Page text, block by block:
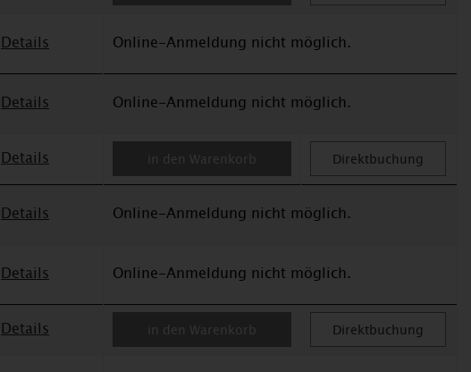
Details Online-Anmeldung nicht möglich.
Details Online-Anmeldung nicht möglich.
Details in den Warenkorb Direktbuchung
Details Online-Anmeldung nicht möglich.
Details Online-Anmeldung nicht möglich.
Details in den Warenkorb Direktbuchung